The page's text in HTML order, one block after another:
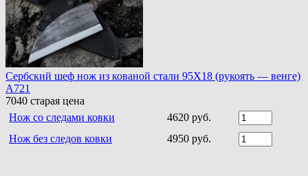
Сербский шеф нож из кованой стали 95Х18 (рукоять — венге)
A721
7040 старая цена
Нож со следами ковки
4620 руб.
Нож без следов ковки
4950 руб.